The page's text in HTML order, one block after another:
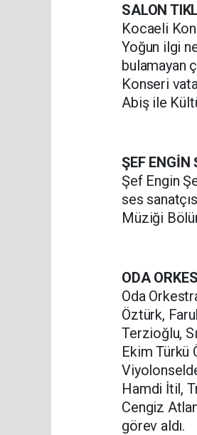
SALON
Kocaeli
Yoğun ilgi
bulamayan
Konseri
Abiş ile
ŞEF ENGİN
Şef Engin
ses
Müziği
ODA
Oda
Öztürk,
Terzioğlu,
Ekim Türkü
Hamdi İtil,
Cengiz
görev aldı.